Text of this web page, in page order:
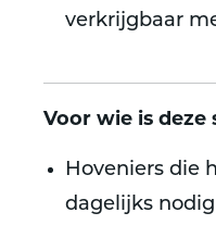
verkrijgbaar
Voor wie is deze
Hoveniers die
dagelijks